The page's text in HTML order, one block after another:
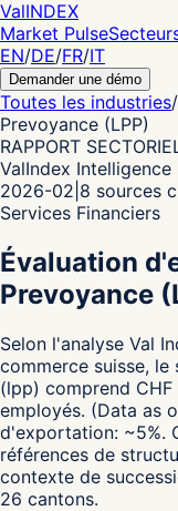
ValINDEX
Market Pulse
EN/DE/FR/IT
Demander une démo
Toutes les industries/
Prevoyance (LPP)
RAPPORT
ValIndex Intelligence
2026-02 8 sources
Services Financiers
Évaluation
Prevoyance
Selon l'analyse Val
commerce suisse, le
(lpp) comprend
employés. (Data as
d'exportation: ~5%.
références de
contexte de
26 cantons.